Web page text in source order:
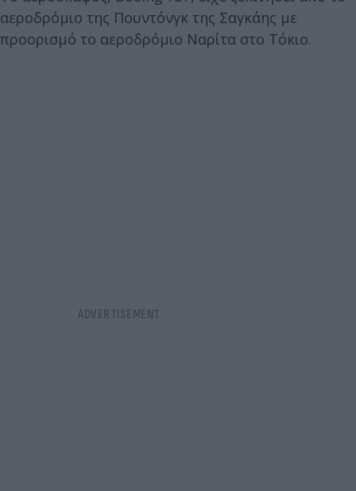
αεροδρόμιο της Πουντόνγκ της Σαγκάης με
προορισμό το αεροδρόμιο Ναρίτα στο Τόκιο.